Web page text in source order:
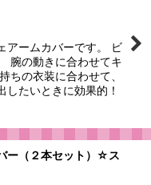
アームカバーです。 ビ
腕の動きに合わせてキ
ちの衣装に合わせて、
したいときに効果的！
ー（２本セット）☆ス